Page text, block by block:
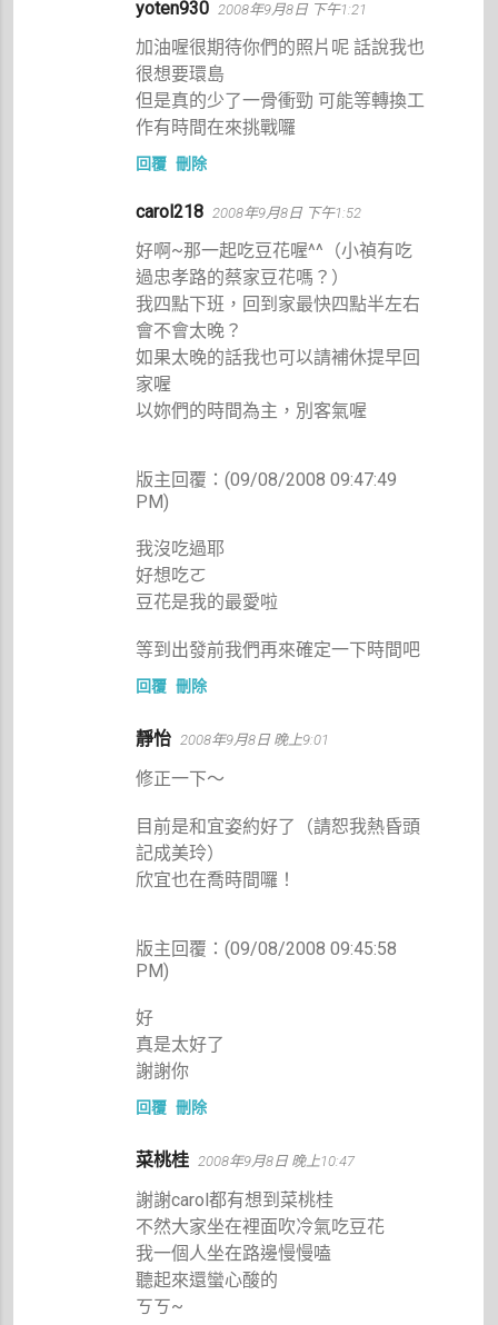
yoten930 2008年9月8日 下午1:21
加油喔很期待你們的照片呢 話說我也
很想要環島
但是真的少了一骨衝勁 可能等轉換工
作有時間在來挑戰囉
回覆 刪除
carol218 2008年9月8日 下午1:52
好啊~那一起吃豆花喔^^（小禎有吃
過忠孝路的蔡家豆花嗎？）
我四點下班，回到家最快四點半左右
會不會太晚？
如果太晚的話我也可以請補休提早回
家喔
以妳們的時間為主，別客氣喔
版主回覆：(09/08/2008 09:47:49
PM)
我沒吃過耶
好想吃ㄛ
豆花是我的最愛啦
等到出發前我們再來確定一下時間吧
回覆 刪除
靜怡 2008年9月8日 晚上9:01
修正一下～
目前是和宜姿約好了（請恕我熱昏頭
記成美玲）
欣宜也在喬時間囉！
版主回覆：(09/08/2008 09:45:58
PM)
好
真是太好了
謝謝你
回覆 刪除
菜桃桂 2008年9月8日 晚上10:47
謝謝carol都有想到菜桃桂
不然大家坐在裡面吹冷氣吃豆花
我一個人坐在路邊慢慢嗑
聽起來還蠻心酸的
ㄎㄎ~